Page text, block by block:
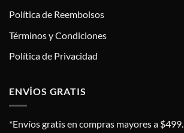
Política de Reembolsos
Términos y Condiciones
Política de Privacidad
ENVÍOS GRATIS
*Envíos gratis en compras mayores a $499.